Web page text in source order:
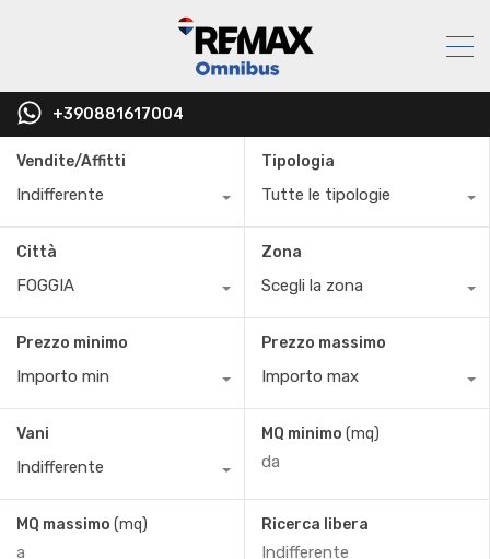
+390881617004
Vendite/Affitti
Indifferente
Tipologia
Tutte le tipologie
Città
FOGGIA
Zona
Scegli la zona
Prezzo minimo
Importo min
Prezzo massimo
Importo max
Vani
Indifferente
MQ minimo (mq)
MQ massimo (mq) Ricerca libera